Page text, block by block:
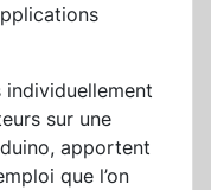
sur une
apportent
que l’on